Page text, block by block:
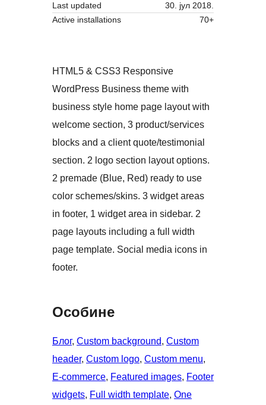
Last updated
30. јул 2018.
Active installations
70+
HTML5 & CSS3 Responsive
WordPress Business theme with
business style home page layout with
welcome section, 3 product/services
blocks and a client quote/testimonial
section. 2 logo section layout options.
2 premade (Blue, Red) ready to use
color schemes/skins. 3 widget areas
in footer, 1 widget area in sidebar. 2
page layouts including a full width
page template. Social media icons in
footer.
Особине
Блог, Custom background, Custom
header, Custom logo, Custom menu
E-commerce, Featured images, Footer
widgets, Full width template, One